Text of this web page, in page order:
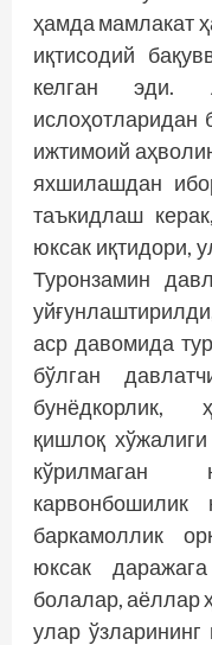
ҳамда мамлакат
иқтисодий
келган эди.
ислоҳотларидан
ижтимоий
яхшилашдан
таъкидлаш
юксак иқтидори,
Туронзамин
аср давомида
бўлган
бунёдкорлик,
қишлоқ
кўрилмаган
карвонбошилик
баркамоллик
юксак
болалар, аёллар
улар ўзларининг